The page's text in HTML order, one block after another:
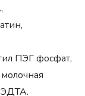
ПЭГ фосфат,
ЭДТА.